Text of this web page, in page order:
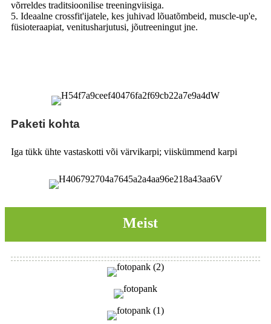
võrreldes traditsioonilise treeningviisiga.
5. Ideaalne crossfit'ijatele, kes juhivad lõuatõmbeid, muscle-up'e,
füsioteraapiat, venitusharjutusi, jõutreeningut jne.
Paketi kohta
Iga tükk ühte vastaskotti või värvikarpi; viiskümmend karpi
Meist